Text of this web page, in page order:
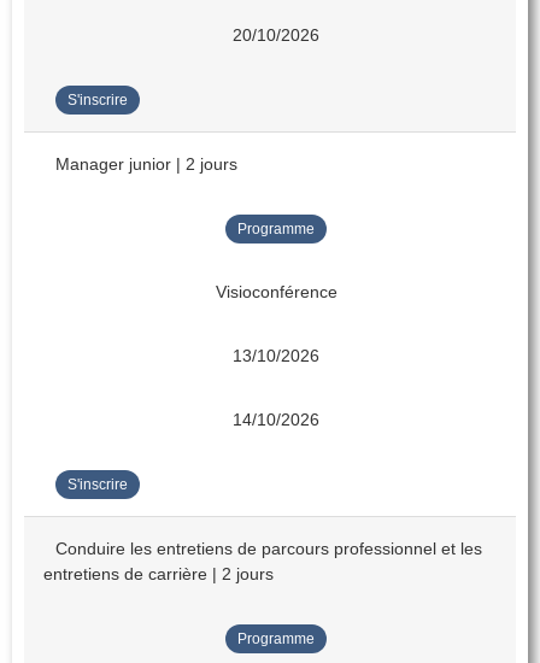
20/10/2026
S'inscrire
Manager junior | 2 jours
Programme
Visioconférence
13/10/2026
14/10/2026
S'inscrire
Conduire les entretiens de parcours professionnel et les
entretiens de carrière | 2 jours
Programme